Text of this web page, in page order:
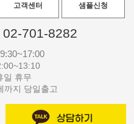
고객센터 샘플신청
701-8282
일 휴무
까지 당일출고